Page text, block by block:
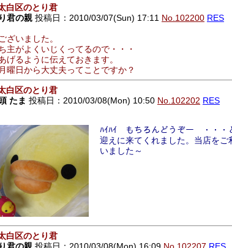
白区のとり君
君の親 投稿日：2010/03/07(Sun) 17:11 No.102200 RES
ざいました。
主がよくいじくってるので・・・
げるように伝えておきます。
曜日から大丈夫ってことですか？
白区のとり君
たま 投稿日：2010/03/08(Mon) 10:50 No.102202 RES
ﾊｲﾊｲ もちろんどうぞー ・・・
迎えに来てくれました。当店を
いました～
白区のとり君